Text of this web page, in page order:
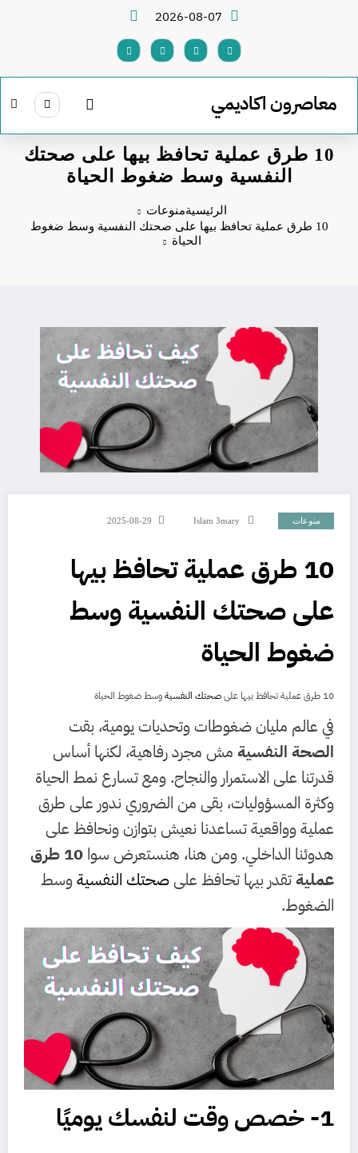
2026-08-07
معاصرون اكاديمي
10 طرق عملية تحافظ بيها على صحتك
النفسية وسط ضغوط الحياة
الرئيسيةمنوعات
10 طرق عملية تحافظ بيها على صحتك النفسية وسط ضغوط
الحياة
منوعات Islam 3mary
2025-08-29
10 طرق عملية تحافظ بيها
على صحتك النفسية وسط
ضغوط الحياة
10 طرق عملية تحافظ بيها على صحتك النفسيةوسط ضغوط الحياة
في عالم مليان ضغوطات وتحديات يومية، بقت
الصحة النفسية مش مجرد رفاهية، لكنها أساس
قدرتنا على الاستمرار والنجاح. ومع تسارع نمط الحياة
وكثرة المسؤوليات، بقى من الضروري ندور على طرق
عملية وواقعية تساعدنا نعيش بتوازن ونحافظ على
هدوئنا الداخلي. ومن هنا، هنستعرض سوا
10 طرق
عمليةتقدر بيها تحافظ علىصحتك النفسيةوسط
الضغوط.
1- خصص وقت لنفسك يوميًا